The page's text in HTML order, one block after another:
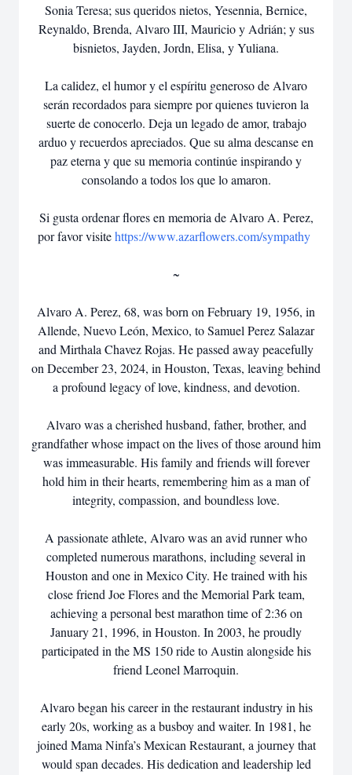
Sonia Teresa; sus queridos nietos, Yesennia, Bernice,
Reynaldo, Brenda, Alvaro III, Mauricio y Adrián; y sus
bisnietos, Jayden, Jordn, Elisa, y Yuliana.
La calidez, el humor y el espíritu generoso de Alvaro
serán recordados para siempre por quienes tuvieron la
suerte de conocerlo. Deja un legado de amor, trabajo
arduo y recuerdos apreciados. Que su alma descanse en
paz eterna y que su memoria continúe inspirando y
consolando a todos los que lo amaron.
Si gusta ordenar flores en memoria de Alvaro A. Perez,
por favor visitehttps://www.azarflowers.com/sympathy
~
Alvaro A. Perez, 68, was born on February 19, 1956, in
Allende, Nuevo León, Mexico, to Samuel Perez Salazar
and Mirthala Chavez Rojas. He passed away peacefully
on December 23, 2024, in Houston, Texas, leaving behind
a profound legacy of love, kindness, and devotion.
Alvaro was a cherished husband, father, brother, and
grandfather whose impact on the lives of those around him
was immeasurable. His family and friends will forever
hold him in their hearts, remembering him as a man of
integrity, compassion, and boundless love.
A passionate athlete, Alvaro was an avid runner who
completed numerous marathons, including several in
Houston and one in Mexico City. He trained with his
close friend Joe Flores and the Memorial Park team,
achieving a personal best marathon time of 2:36 on
January 21, 1996, in Houston. In 2003, he proudly
participated in the MS 150 ride to Austin alongside his
friend Leonel Marroquin.
Alvaro began his career in the restaurant industry in his
early 20s, working as a busboy and waiter. In 1981, he
joined Mama Ninfa’s Mexican Restaurant, a journey that
would span decades. His dedication and leadership led